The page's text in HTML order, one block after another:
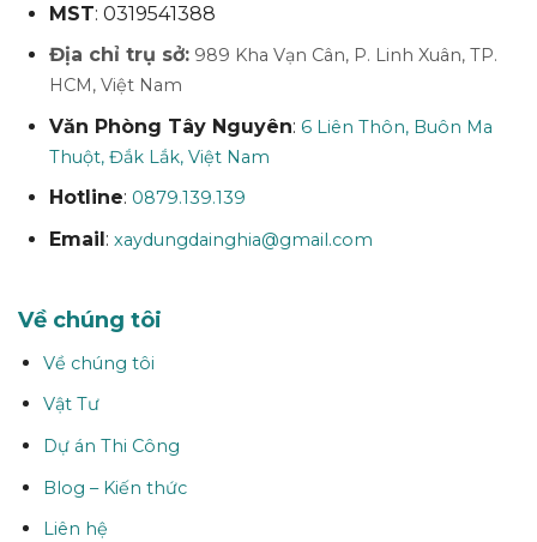
MST: 0319541388
Địa chỉ trụ sở:989 Kha Vạn Cân, P. Linh Xuân, TP.
HCM, Việt Nam
Văn Phòng Tây Nguyên: 6 Liên Thôn, Buôn Ma
Thuột, Đắk Lắk, Việt Nam
Hotline: 0879.139.139
Email: xaydungdainghia@gmail.com
Về chúng tôi
Về chúng tôi
Vật Tư
Dự án Thi Công
Blog – Kiến thức
Liên hệ